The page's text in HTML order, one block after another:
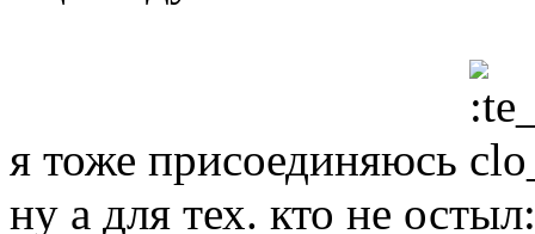
я тоже присоединяюсь
ну а для тех. кто не